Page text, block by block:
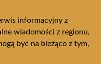
informacyjny z
wiadomości z regionu,
być na bieżąco z tym,